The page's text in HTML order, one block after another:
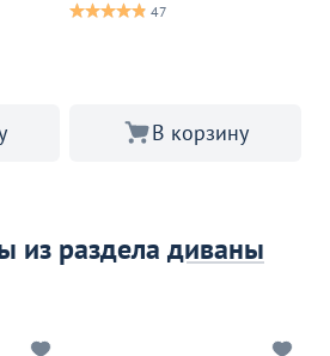
47
В корзину
из раздела диваны